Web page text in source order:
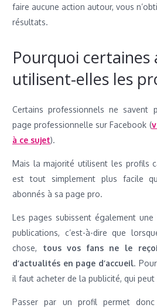
faire aucune action autour, vous
résultats.
Pourquoi certaines
utilisent-elles les
Certains professionnels ne savent
page professionnelle sur Facebook (
à ce sujet).
Mais la majorité utilisent les profils
est tout simplement plus facile
abonnés à sa page pro.
Les pages subissent également
publications, c’est-à-dire que
chose, tous vos fans ne le
d’actualités en page d’accueil.
il faut acheter de la publicité, qui
Passer par un profil permet